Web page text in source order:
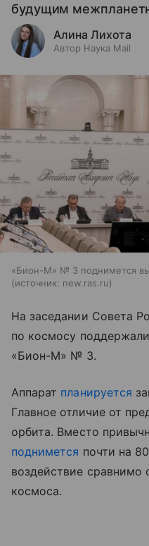
будущим
Алина Лихота
Автор Наука Mail
«Бион-М» № 3 поднимется
источник: new.ras.ru
На заседании Совета
по космосу
«Бион-М» № 3.
Аппарат планируется
Главное отличие от
орбита. Вместо
поднимется почти на
воздействие сравнимо
космоса.